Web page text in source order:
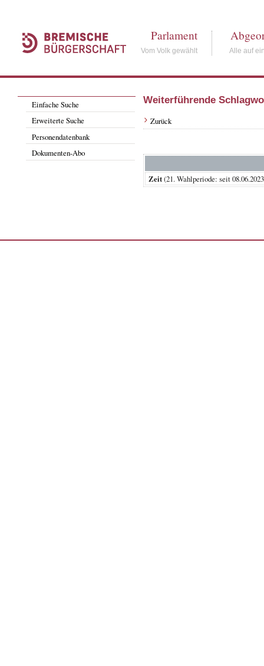
Parlament
Vom Volk gewählt Alle auf
Einfache Suche
Erweiterte Suche
Personendatenbank
Dokumenten-Abo
Weiterführende
Zurück
Zeit(21. Wahlperiode: seit